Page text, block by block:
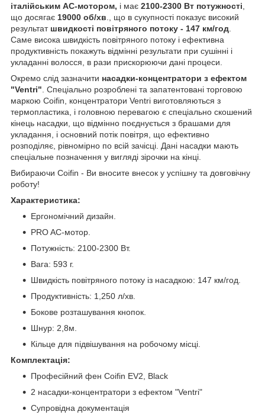
італійським AC-мотором, і має 2100-2300 Вт потужності
що досягає 19000 об/хв ., що в сукупності показує високий
результат швидкості повітряного потоку - 147 км/год
Саме висока швидкість повітряного потоку і ефективна
продуктивність покажуть відмінні результати при сушінні і
укладанні волосся, в рази прискорюючи дані процеси.
Окремо слід зазначити насадки-концентратори з ефектом
"Ventri" . Спеціально розроблені та запатентовані торговою
маркою Coifin, концентратори Ventri виготовляються з
термопластика, і головною перевагою є спеціально скошений
кінець насадки, що відмінно поєднується з брашами для
укладання, і основний потік повітря, що ефективно
розподіляє, рівномірно по всій зачісці. Дані насадки мають
спеціальне позначення у вигляді зірочки на кінці.
Вибираючи Coifin - Ви вносите внесок у успішну та довговічну
роботу!
Характеристика:
Ергономічний дизайн.
PRO AC-мотор.
Потужність: 2100-2300 Вт.
Вага: 593 г.
Швидкість повітряного потоку із насадкою: 147 км/год.
Продуктивність: 1,250 л/хв.
Бокове розташування кнопок.
Шнур: 2,8м.
Кільце для підвішування на робочому місці.
Комплектація:
Професійний фен Coifin EV2, Black
2 насадки-концентратори з ефектом "Ventri"
Супровідна документація